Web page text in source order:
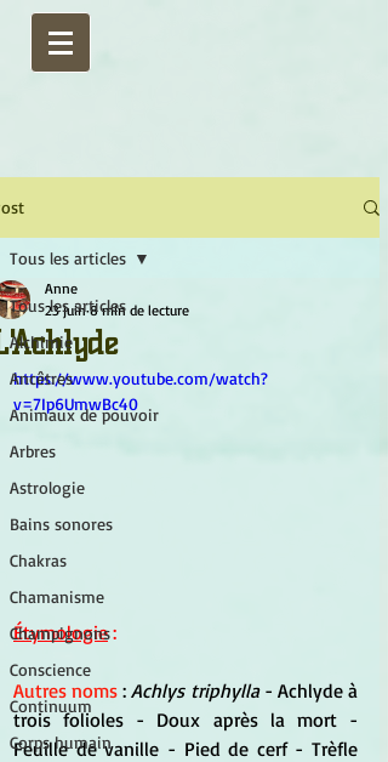
Tous les articles
Alchimie
Ancêtres
Animaux de pouvoir
Arbres
Astrologie
Bains sonores
Chakras
Chamanisme
Champignons
Conscience
Continuum
Corps humain
Tous les articles
Anne
23 juin 8 min de lecture
https://www.youtube.com/watch?
v=7Ip6UmwBc40
Étymologie :
Autres noms : Achlys triphylla - Achlyde à
trois folioles - Doux après la mort -
Feuille de vanille - Pied de cerf - Trèfle